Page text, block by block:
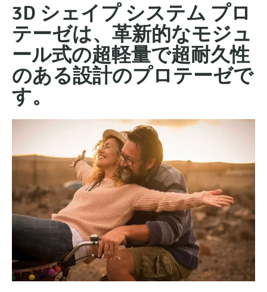
3D シェイプ システム プロ
テーゼは、革新的なモジュ
ール式の超軽量で超耐久性
のある設計のプロテーゼで
す。